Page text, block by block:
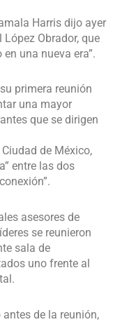
Harris dijo ayer
Obrador, que
una nueva era”.
primera reunión
una mayor
que se dirigen
de México,
entre las dos
asesores de
se reunieron
sala de
uno frente al
de la reunión,